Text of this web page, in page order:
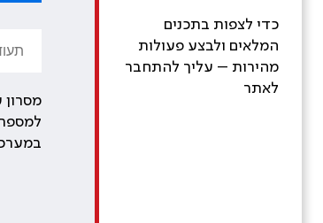
כדי לצפות בתכנים
המלאים ולבצע פעולות
מהירות – עליך להתחבר
לאתר